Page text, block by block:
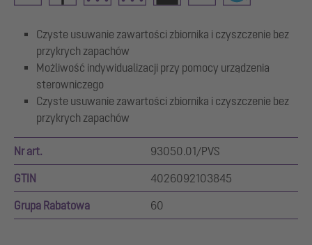
Czyste usuwanie zawartości zbiornika i czyszczenie bez
przykrych zapachów
Możliwość indywidualizacji przy pomocy urządzenia
sterowniczego
Czyste usuwanie zawartości zbiornika i czyszczenie bez
przykrych zapachów
Nr art. 93050.01/PVS
GTIN 4026092103845
Grupa Rabatowa 60